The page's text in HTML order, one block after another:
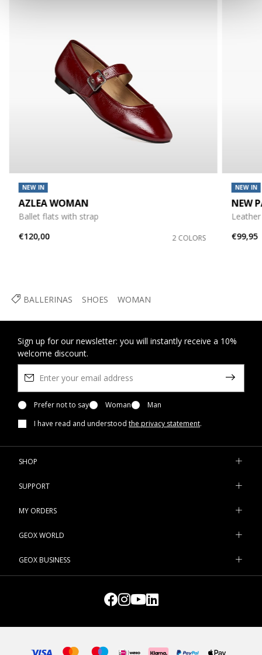
BALLERINAS SHOES WOMAN
NEW IN
AZLEA WOMAN
Ballet flats with strap
€120,00
2 COLORS
NEW IN
NEW
€99,95
Sign up for our newsletter: you will instantly receive a 10%
welcome discount.
Prefer not to say Woman
Man
I have read and understood the privacy statement.
SHOP
SUPPORT
MY ORDERS
GEOX WORLD
GEOX BUSINESS